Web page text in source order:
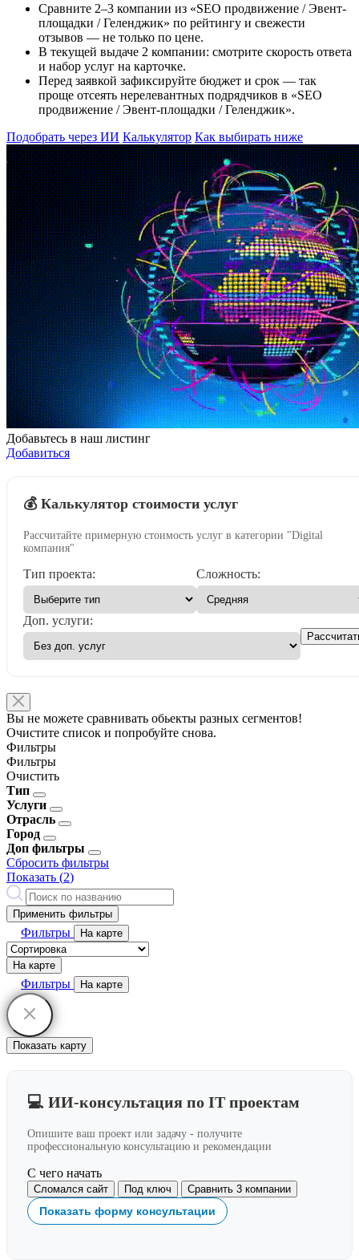
Сравните 2–3 компании из «SEO продвижение / Эвент-
площадки / Геленджик» по рейтингу и свежести
отзывов — не только по цене.
В текущей выдаче 2 компании: смотрите скорость ответа
и набор услуг на карточке.
Перед заявкой зафиксируйте бюджет и срок — так
проще отсеять нерелевантных подрядчиков в «SEO
продвижение / Эвент-площадки / Геленджик».
Подобрать через ИИ Калькулятор Как выбирать ниже
Добавьтесь в наш листинг
Добавиться
💰 Калькулятор стоимости услуг
Рассчитайте примерную стоимость услуг в категории "Digital
компания"
Тип проекта: Сложность:
Доп. услуги:
Вы не можете сравнивать обьекты разных сегментов!
Очистите список и попробуйте снова.
Фильтры
Фильтры
Очистить
Тип
Услуги
Отрасль
Город
Доп фильтры
Сбросить фильтры
Показать (2)
Применить фильтры
Фильтры На карте
На карте
Фильтры На карте
Показать карту
💻 ИИ-консультация по IT проектам
Опишите ваш проект или задачу - получите
профессиональную консультацию и рекомендации
С чего начать
Сломался сайт Под ключ Сравнить 3 компании
Показать форму консультации